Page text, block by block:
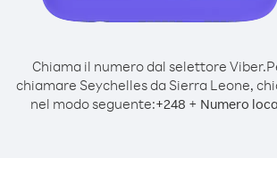
Chiama il numero dal selettore Viber.
chiamare Seychelles da Sierra Leone,
nel modo seguente:+248 + Numero